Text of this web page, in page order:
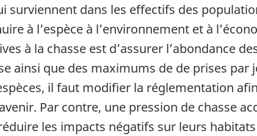
surviennent dans les effectifs des
à l’espèce à l’environnement et à
à la chasse est d’assurer l’abondance
ainsi que des maximums de de prises
il faut modifier la réglementation
Par contre, une pression de chasse
les impacts négatifs sur leurs